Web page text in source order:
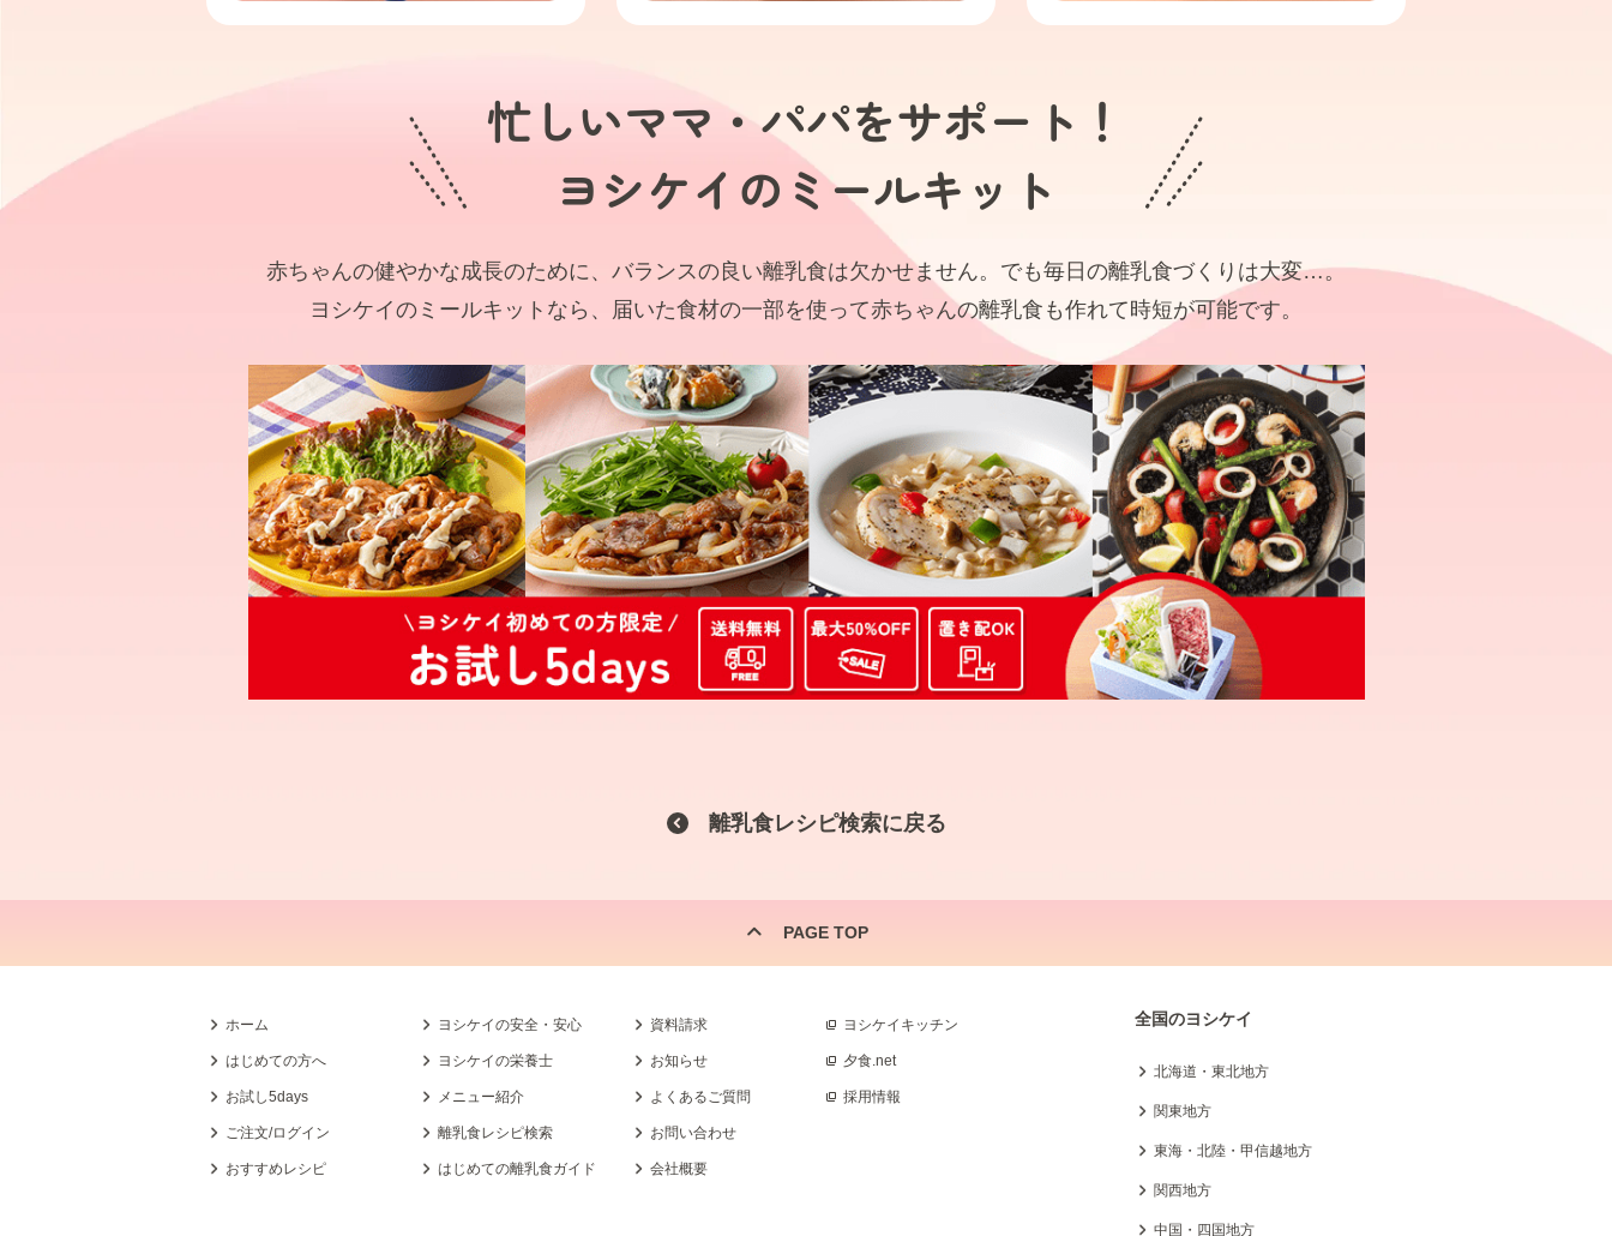
忙しいママ・パパをサポート！
ヨシケイの ミールキット
赤ちゃんの健やかな成長のために、バランスの良い離乳食は欠かせません。でも毎日の離乳食づくりは大変…。
ヨシケイのミールキットなら、届いた食材の一部を使って赤ちゃんの離乳食も作れて時短が可能です。
離乳食レシピ検索に戻る
PAGE TOP
ホーム
はじめての方へ
お試し5days
ご注文/ログイン
おすすめレシピ
ヨシケイの安全・安心
ヨシケイの栄養士
メニュー紹介
離乳食レシピ検索
はじめての離乳食ガイド
資料請求
お知らせ
よくあるご質問
お問い合わせ
会社概要
ヨシケイキッチン
夕食.net
採用情報
全国のヨシケイ
北海道・東北地方
関東地方
東海・北陸・甲信越地方
関西地方
中国・四国地方